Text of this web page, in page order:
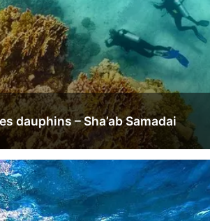
dauphins – Sha’ab Samadai